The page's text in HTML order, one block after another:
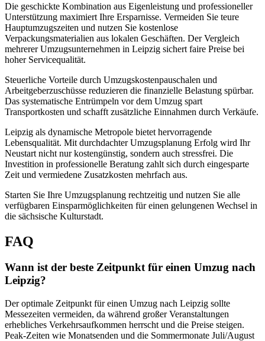
Die geschickte Kombination aus Eigenleistung und professioneller
Unterstützung maximiert Ihre Ersparnisse. Vermeiden Sie teure
Hauptumzugszeiten und nutzen Sie kostenlose
Verpackungsmaterialien aus lokalen Geschäften. Der Vergleich
mehrerer Umzugsunternehmen in Leipzig sichert faire Preise bei
hoher Servicequalität.
Steuerliche Vorteile durch Umzugskostenpauschalen und
Arbeitgeberzuschüsse reduzieren die finanzielle Belastung spürbar.
Das systematische Entrümpeln vor dem Umzug spart
Transportkosten und schafft zusätzliche Einnahmen durch Verkäufe.
Leipzig als dynamische Metropole bietet hervorragende
Lebensqualität. Mit durchdachter Umzugsplanung Erfolg wird Ihr
Neustart nicht nur kostengünstig, sondern auch stressfrei. Die
Investition in professionelle Beratung zahlt sich durch eingesparte
Zeit und vermiedene Zusatzkosten mehrfach aus.
Starten Sie Ihre Umzugsplanung rechtzeitig und nutzen Sie alle
verfügbaren Einsparmöglichkeiten für einen gelungenen Wechsel in
die sächsische Kulturstadt.
FAQ
Wann ist der beste Zeitpunkt für einen Umzug nach
Leipzig?
Der optimale Zeitpunkt für einen Umzug nach Leipzig sollte
Messezeiten vermeiden, da während großer Veranstaltungen
erhebliches Verkehrsaufkommen herrscht und die Preise steigen.
Peak-Zeiten wie Monatsenden und die Sommermonate Juli/August